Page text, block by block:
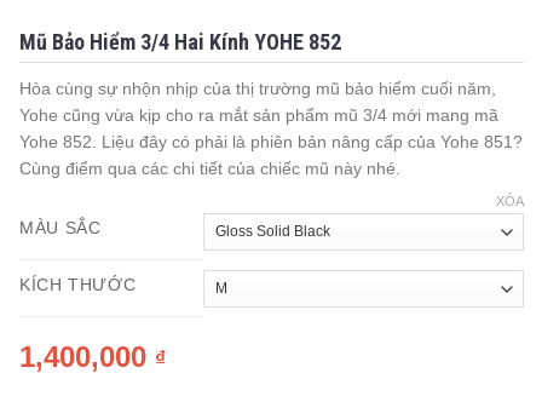
Mũ Bảo Hiểm 3/4 Hai Kính YOHE 852
Hòa cùng sự nhộn nhịp của thị trường mũ bảo hiểm cuối năm,
Yohe cũng vừa kịp cho ra mắt sản phẩm mũ 3/4 mới mang mã
Yohe 852. Liệu đây có phải là phiên bản nâng cấp của Yohe 851?
Cùng điểm qua các chi tiết của chiếc mũ này nhé.
MÀU SẮC
KÍCH THƯỚC
XÓA
1,400,000 ₫